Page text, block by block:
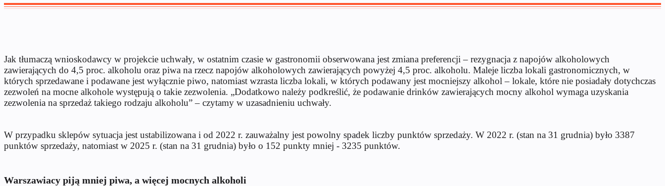
Jak tłumaczą wnioskodawcy w projekcie uchwały, w ostatnim czasie w gastronomii obserwowana jest zmiana preferencji – rezygnacja z napojów alkoholowych
zawierających do 4,5 proc. alkoholu oraz piwa na rzecz napojów alkoholowych zawierających powyżej 4,5 proc. alkoholu. Maleje liczba lokali gastronomicznych, w
których sprzedawane i podawane jest wyłącznie piwo, natomiast wzrasta liczba lokali, w których podawany jest mocniejszy alkohol – lokale, które nie posiadały dotychczas
zezwoleń na mocne alkohole występują o takie zezwolenia. „Dodatkowo należy podkreślić, że podawanie drinków zawierających mocny alkohol wymaga uzyskania
zezwolenia na sprzedaż takiego rodzaju alkoholu” – czytamy w uzasadnieniu uchwały.
W przypadku sklepów sytuacja jest ustabilizowana i od 2022 r. zauważalny jest powolny spadek liczby punktów sprzedaży. W 2022 r. (stan na 31 grudnia) było 3387
punktów sprzedaży, natomiast w 2025 r. (stan na 31 grudnia) było o 152 punkty mniej - 3235 punktów.
Warszawiacy piją mniej piwa, a więcej mocnych alkoholi